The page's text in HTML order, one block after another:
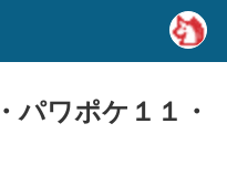
パワポケ１１・